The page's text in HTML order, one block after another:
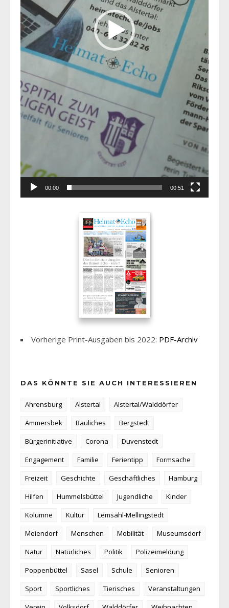
00:00 00:51
Vorherige Print-Ausgaben bis 2022: PDF-Archiv
DAS KÖNNTE SIE AUCH INTERESSIEREN
Ahrensburg Alstertal
Alstertal/Walddörfer
Ammersbek
Bauliches
Bergstedt
Bürgerinitiative
Corona
Duvenstedt
Engagement
Familie Ferientipp
Formsache
Freizeit
Geschichte Geschäftliches
Hamburg
Hilfen
Hummelsbüttel Jugendliche
Kinder
Kolumne
Kultur
Lemsahl-Mellingstedt
Meiendorf
Menschen Mobilität
Museumsdorf
Natur
Natürliches Politik
Polizeimeldung
Poppenbüttel
Sasel Schule
Senioren
Sport
Sportliches Tierisches
Veranstaltungen